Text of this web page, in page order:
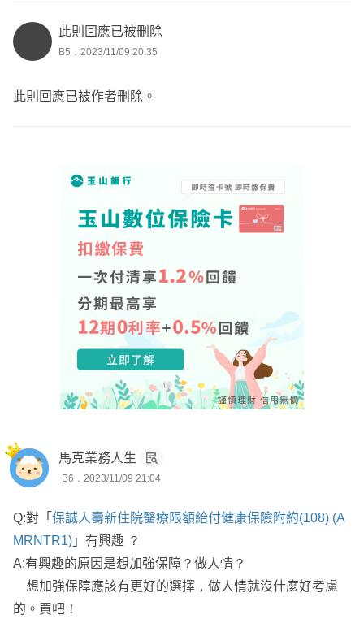
此則回應已被刪除
B5．2023/11/09 20:35
此則回應已被作者刪除。
馬克業務人生
B6．2023/11/09 21:04
Q:對「 保誠人壽新住院醫療限額給付健康保險附約(108) (A
MRNTR1) 」有興趣 ？
A:有興趣的原因是想加強保障？做人情？
想加強保障應該有更好的選擇，做人情就沒什麼好考慮
的。買吧！